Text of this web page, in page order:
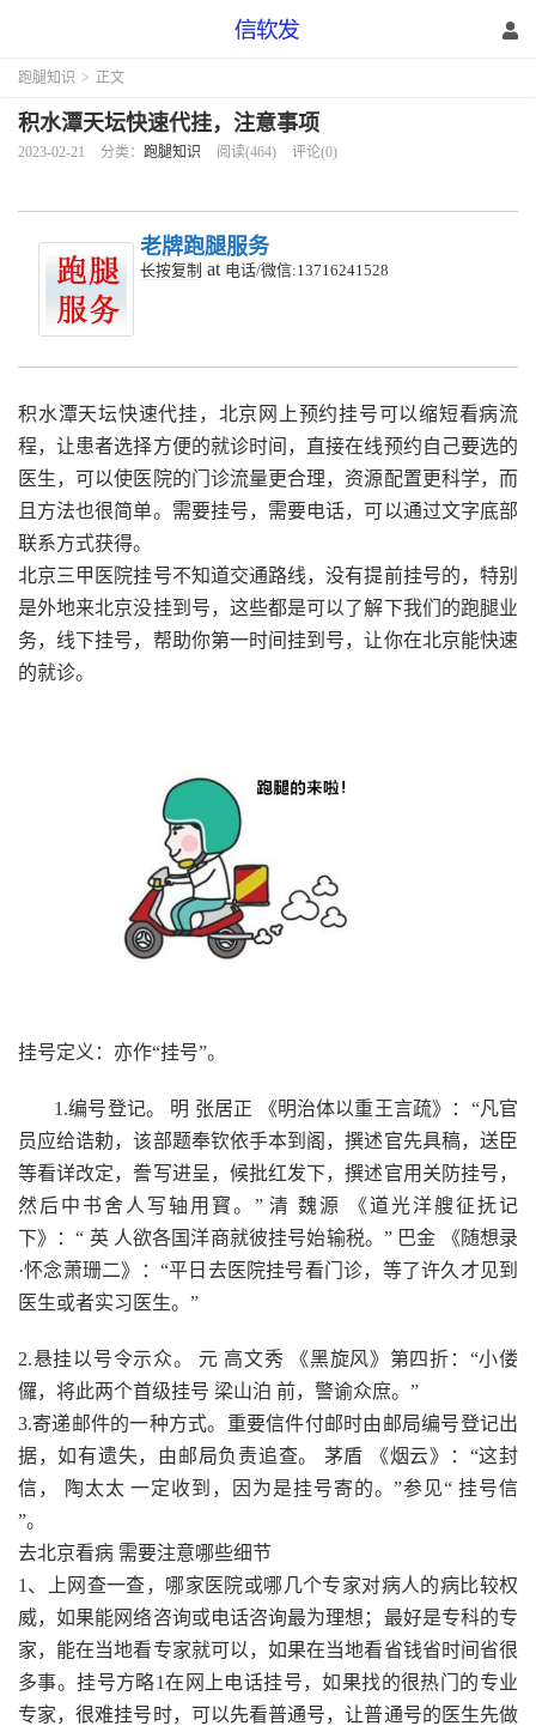
跑腿知识 > 正文
积水潭天坛快速代挂，注意事项
2023-02-21 分类： 跑腿知识 阅读(464) 评论(0)
老牌跑腿服务
长按复制 at 电话/微信:13716241528
积水潭天坛快速代挂， 北京网上预约挂号可以缩短看病流
程，让患者选择方便的就诊时间，直接在线预约自己要选的
医生，可以使医院的门诊流量更合理，资源配置更科学，而
且方法也很简单。需要挂号，需要电话，可以通过文字底部
联系方式获得。
北京三甲医院挂号不知道交通路线，没有提前挂号的，特别
是外地来北京没挂到号，这些都是可以了解下我们的跑腿业
务，线下挂号，帮助你第一时间挂到号，让你在北京能快速
的就诊。
挂号定义：亦作“挂号”。
1.编号登记。 明 张居正 《明治体以重王言疏》：“凡官
员应给诰勅，该部题奉钦依手本到阁，撰述官先具稿，送臣
等看详改定，誊写进呈，候批红发下，撰述官用关防挂号，
然后中书舍人写轴用寳。” 清 魏源 《道光洋艘征抚记
下》：“ 英 人欲各国洋商就彼挂号始输税。” 巴金 《随想录
·怀念萧珊二》：“平日去医院挂号看门诊，等了许久才见到
医生或者实习医生。”
2.悬挂以号令示众。 元 高文秀 《黑旋风》第四折：“小偻
儸，将此两个首级挂号 梁山泊 前，警谕众庶。”
3.寄递邮件的一种方式。重要信件付邮时由邮局编号登记出
据，如有遗失，由邮局负责追查。 茅盾 《烟云》：“这封
信， 陶太太 一定收到，因为是挂号寄的。”参见“ 挂号信
”。
去北京看病 需要注意哪些细节
1、上网查一查，哪家医院或哪几个专家对病人的病比较权
威，如果能网络咨询或电话咨询最为理想；最好是专科的专
家，能在当地看专家就可以，如果在当地看省钱省时间省很
多事。挂号方略1在网上电话挂号，如果找的很热门的专业
专家，很难挂号时，可以先看普通号，让普通号的医生先做